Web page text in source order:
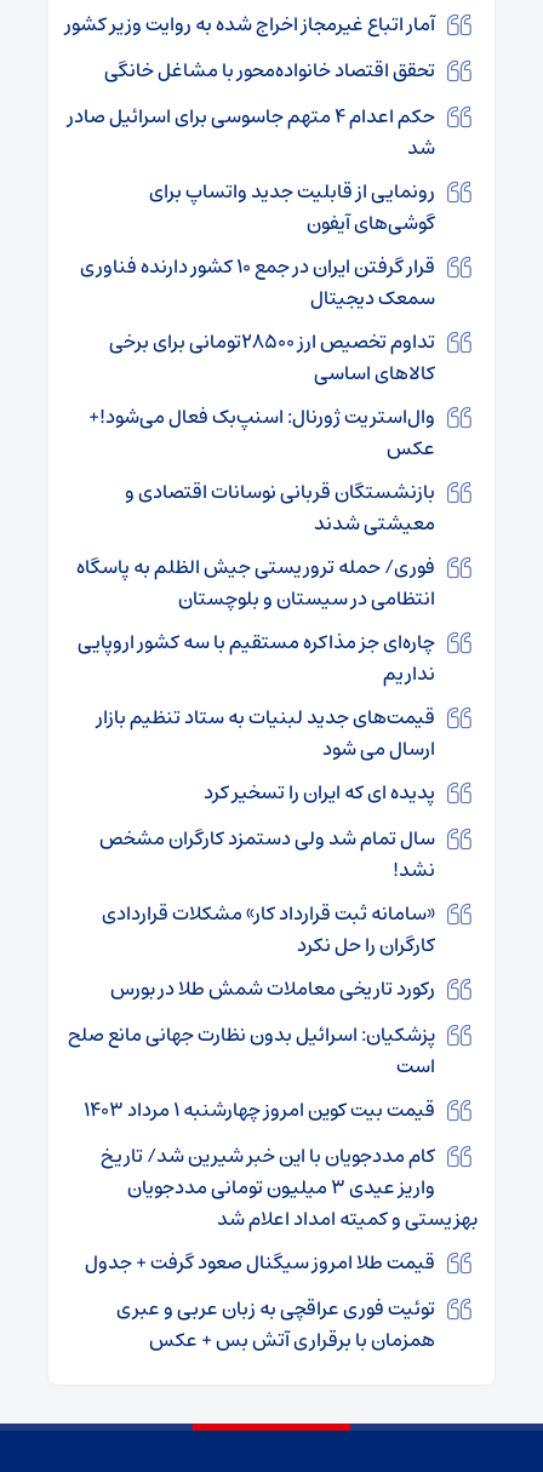
آمار اتباع غیرمجاز اخراج شده به روایت وزیر کشور
تحقق اقتصاد خانواده‌محور با مشاغل خانگی
حکم اعدام ۴ متهم جاسوسی برای اسرائیل صادر
شد
رونمایی از قابلیت جدید واتساپ برای
گوشی‌های آیفون
قرار گرفتن ایران در جمع ۱۰ کشور دارنده فناوری
سمعک دیجیتال
تداوم تخصیص ارز ۲۸۵۰۰تومانی برای برخی
کالاهای اساسی
وال‌استریت ژورنال: اسنپ‌بک فعال می‌شود!+
عکس
بازنشستگان قربانی نوسانات اقتصادی و
معیشتی شدند
فوری/ حمله تروریستی جیش الظلم به پاسگاه
انتظامی در سیستان و بلوچستان
چاره‌ای جز مذاکره مستقیم با سه کشور اروپایی
نداریم
قیمت‌های جدید لبنیات به ستاد تنظیم بازار
ارسال می شود
پدیده‌ ای که ایران را تسخیر کرد
سال تمام شد ولی دستمزد کارگران مشخص
نشد!
«سامانه ثبت قرارداد کار» مشکلات قراردادی
کارگران را حل نکرد
رکورد تاریخی معاملات شمش طلا در بورس
پزشکیان: اسرائیل بدون نظارت جهانی مانع صلح
است
قیمت بیت کوین امروز چهارشنبه ۱ مرداد ۱۴۰۳
کام مددجویان با این خبر شیرین شد/ تاریخ
واریز عیدی ۳ میلیون تومانی مددجویان
بهزیستی و کمیته امداد اعلام شد
قیمت طلا امروز سیگنال صعود گرفت + جدول
توئیت فوری عراقچی به زبان عربی و عبری
همزمان با برقراری آتش بس + عکس